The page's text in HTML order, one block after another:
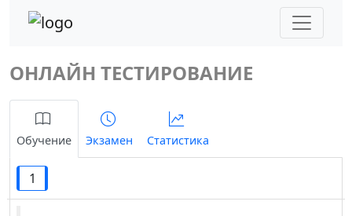
ОНЛАЙН ТЕСТИРОВАНИЕ
Обучение Экзамен Статистика
1